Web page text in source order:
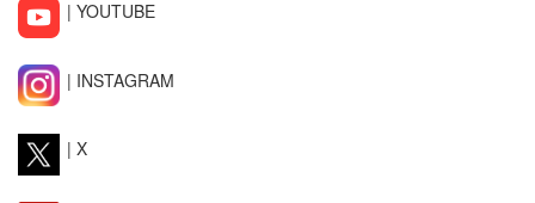
| YOUTUBE
| INSTAGRAM
| X